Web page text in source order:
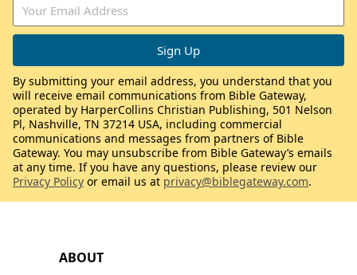
ABOUT
By submitting your email address, you understand that you
will receive email communications from Bible Gateway,
operated by HarperCollins Christian Publishing, 501 Nelson
Pl, Nashville, TN 37214 USA, including commercial
communications and messages from partners of Bible
Gateway. You may unsubscribe from Bible Gateway’s emails
at any time. If you have any questions, please review our
Privacy Policy or email us at privacy@biblegateway.com.